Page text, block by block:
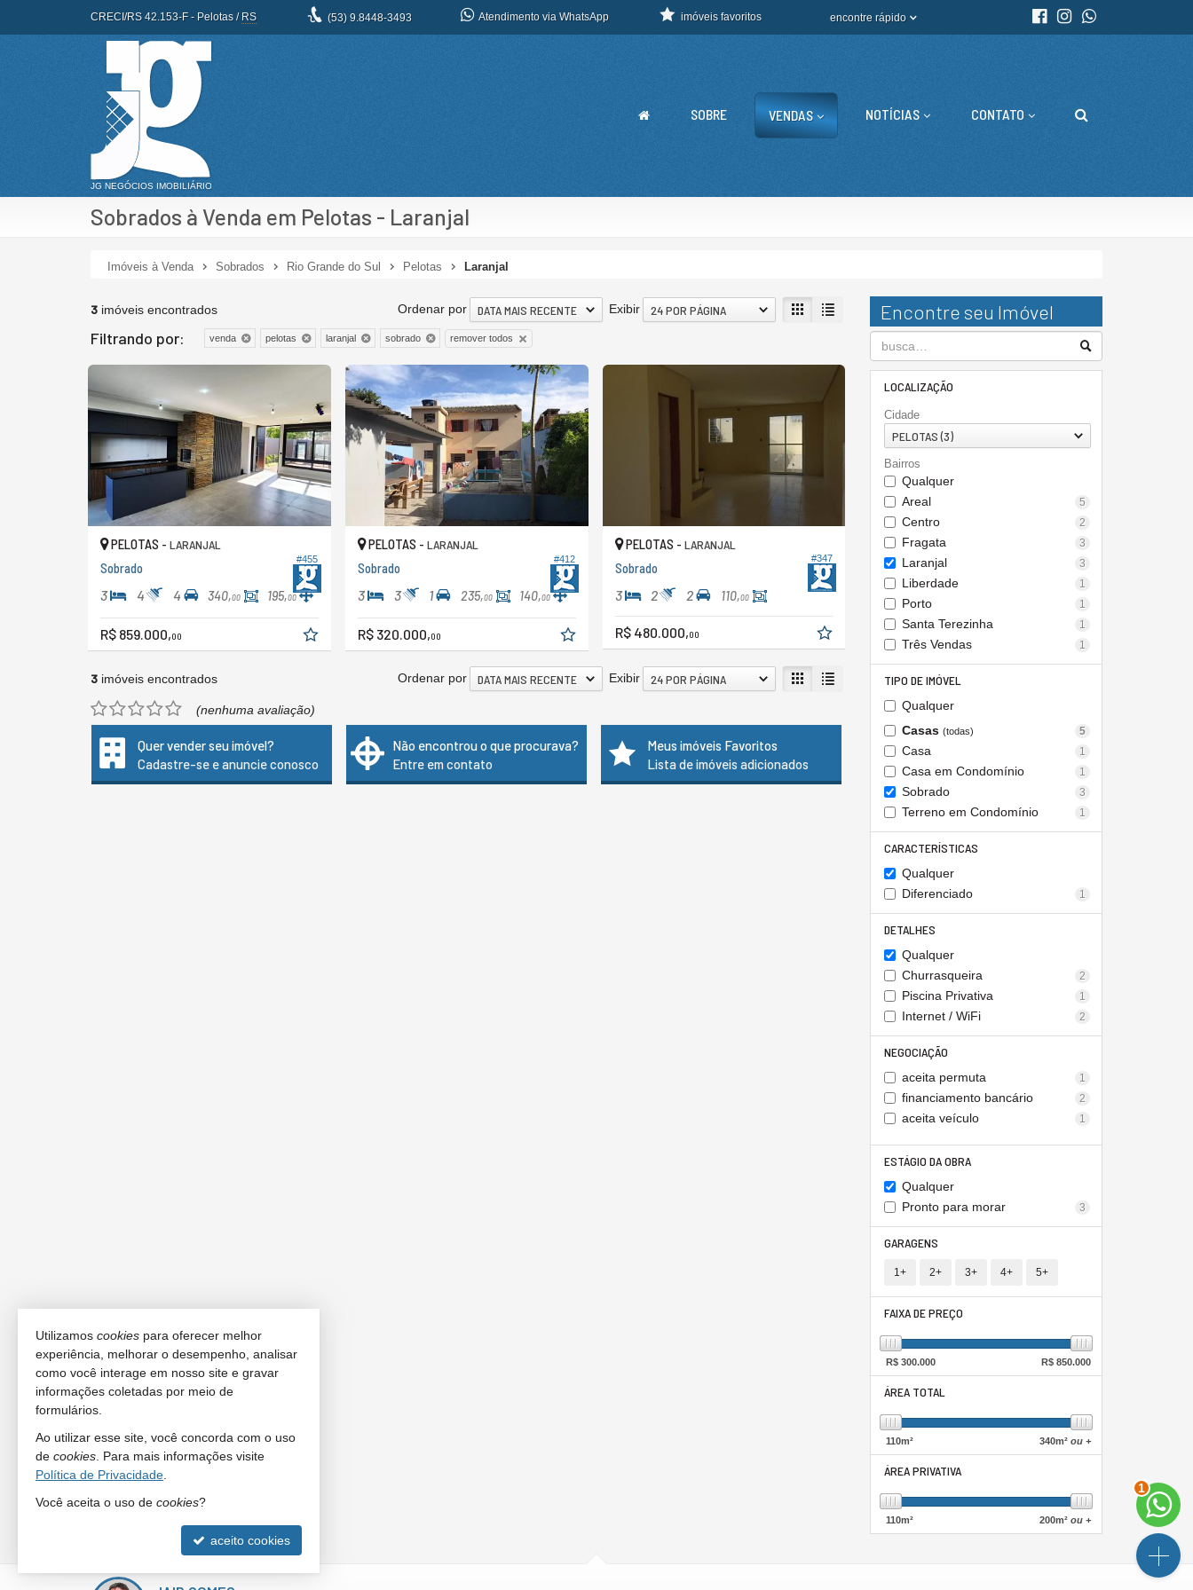
CRECI/RS 42.153-F - Pelotas / RS (53) 9.8448-3493 Atendimento via WhatsApp encontre rápido
imóveis favoritos
SOBRE VENDAS NOTÍCIAS CONTATO
Sobrados à Venda em Pelotas - Laranjal
Imóveis à Venda Sobrados Rio Grande do Sul Pelotas Laranjal
Encontre seu Imóvel
LOCALIZAÇÃO
Cidade
PELOTAS (3)
Bairros
Qualquer
Areal
5
Centro 2
Fragata 3
Laranjal 3
Liberdade 1
Porto 1
Santa Terezinha 1
Três Vendas 1
TIPO DE IMÓVEL
Qualquer
Casas (todas) 5
Casa 1
Casa em Condomínio 1
Sobrado 3
Terreno em Condomínio 1
CARACTERÍSTICAS
Qualquer
Diferenciado
1
DETALHES
Qualquer
Churrasqueira
2
Piscina Privativa 1
Internet / WiFi 2
NEGOCIAÇÃO
aceita permuta 1
financiamento bancário 2
aceita veículo 1
ESTÁGIO DA OBRA
Qualquer
Pronto para morar
3
GARAGENS
1+ 2+ 3+ 4+ 5+
FAIXA DE PREÇO
R$ 300.000 R$850.000
ÁREA TOTAL
110m² 340m²ou +
ÁREA PRIVATIVA
110m² 200m²ou +
3 imóveis encontrados Exibir 24 POR PÁGINA
Ordenar por DATA MAIS RECENTE
Filtrando por: venda pelotas laranjal sobrado remover todos
#455
PELOTAS - LARANJAL
Sobrado
3 4 4 340,00 195,00
R$ 859.000,00
#412
PELOTAS - LARANJAL
Sobrado
3 3 1 235,00 140,00
R$ 320.000,00
#347
PELOTAS - LARANJAL
Sobrado
3 2 2 110,00
R$ 480.000,00
3 imóveis encontrados Exibir 24 POR PÁGINA
Ordenar por DATA MAIS RECENTE
(nenhuma avaliação)
Quer vender seu imóvel?
Cadastre-se e anuncie conosco
Não encontrou o que procurava?
Entre em contato
Meus imóveis Favoritos
Lista de imóveis adicionados
1
Utilizamos cookies para oferecer melhor
experiência, melhorar o desempenho, analisar
como você interage em nosso site e gravar
informações coletadas por meio de
formulários.
Ao utilizar esse site, você concorda com o uso
de cookies . Para mais informações visite
Política de Privacidade
Você aceita o uso de cookies?
aceito cookies